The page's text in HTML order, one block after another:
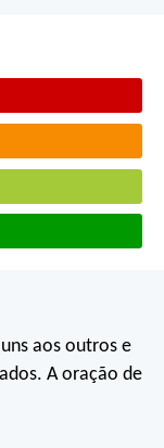
aos outros e
A oração de